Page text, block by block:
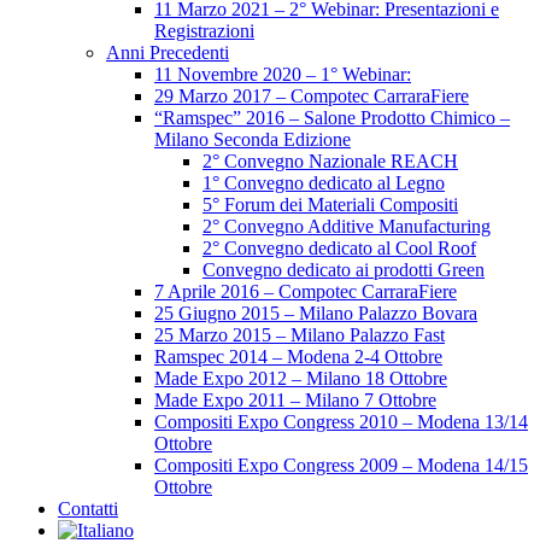
11 Marzo 2021 – 2° Webinar: Presentazioni e
Registrazioni
Anni Precedenti
11 Novembre 2020 – 1° Webinar:
29 Marzo 2017 – Compotec CarraraFiere
“Ramspec” 2016 – Salone Prodotto Chimico –
Milano Seconda Edizione
2° Convegno Nazionale REACH
1° Convegno dedicato al Legno
5° Forum dei Materiali Compositi
2° Convegno Additive Manufacturing
2° Convegno dedicato al Cool Roof
Convegno dedicato ai prodotti Green
7 Aprile 2016 – Compotec CarraraFiere
25 Giugno 2015 – Milano Palazzo Bovara
25 Marzo 2015 – Milano Palazzo Fast
Ramspec 2014 – Modena 2-4 Ottobre
Made Expo 2012 – Milano 18 Ottobre
Made Expo 2011 – Milano 7 Ottobre
Compositi Expo Congress 2010 – Modena 13/14
Ottobre
Compositi Expo Congress 2009 – Modena 14/15
Ottobre
Contatti